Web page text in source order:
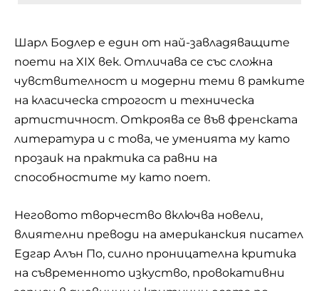
Шарл Бодлер е един от най-завладяващите
поети на XIX век. Отличава се със сложна
чувствителност и модерни теми в рамките
на класическа строгост и техническа
артистичност. Откроява се във френската
литература и с това, че уменията му като
прозаик на практика са равни на
способностите му като поет.
Неговото творчество включва новели,
влиятелни преводи на американския писател
Едгар Алън По, силно проницателна критика
на съвременното изкуство, провокативни